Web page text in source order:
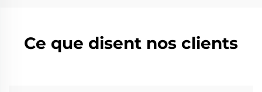
Ce que disent nos clients